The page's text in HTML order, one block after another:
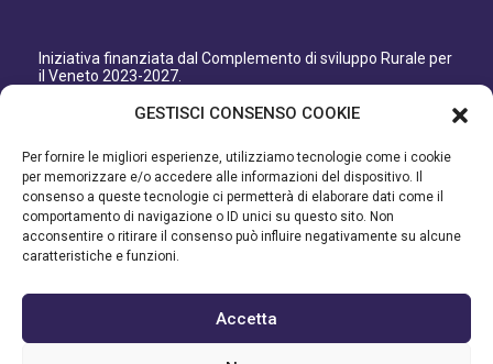
GESTISCI CONSENSO COOKIE
Per fornire le migliori esperienze, utilizziamo tecnologie come i cookie
per memorizzare e/o accedere alle informazioni del dispositivo. Il
consenso a queste tecnologie ci permetterà di elaborare dati come il
comportamento di navigazione o ID unici su questo sito. Non
acconsentire o ritirare il consenso può influire negativamente su alcune
caratteristiche e funzioni.
Accetta
Iniziativa finanziata dal Complemento di sviluppo Rurale per
il Veneto 2023-2027.
Direzione AdG FEASR Bonifica e Irrigazione.
Iniziativa finanziata dal Programma di Sviluppo Rurale per il
Veneto 2014-2022.
Organismo responsabile dell’informazione: GAL Patavino.